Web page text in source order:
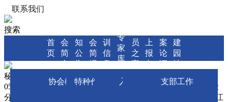
联系我们
搜索
首
页
施工机械分会
会
简
介
协会概况
知
公
告
会
简
报
训
信
息
特种作业人员培训
专
家
库
员
之
家
入会申请
上
报
名
案
论
证
方案论证申报
建
园
地
支部工作
秘书处：0571-88393231 培训部：0571-88399161 安服部：
0571-88398895 施工机械安全分会： 0571-88393301 质量保险
分会：--- 邮编：310004 协会地址：杭州市莫干山路100号耀江